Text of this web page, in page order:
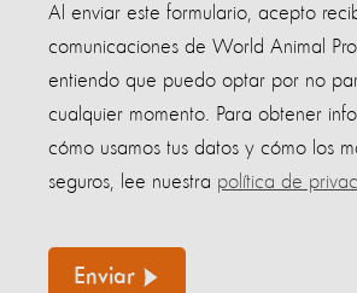
Al enviar este formulario, acepto
comunicaciones de World Animal
entiendo que puedo optar por no
cualquier momento. Para obtener
cómo usamos tus datos y cómo los
seguros, lee nuestra política de
Enviar